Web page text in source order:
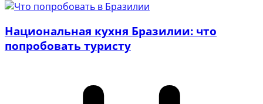
Национальная кухня Бразилии: что
попробовать туристу